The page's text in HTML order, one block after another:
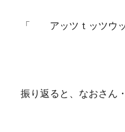
「 アッツｔッツウ
振り返ると、なおさ